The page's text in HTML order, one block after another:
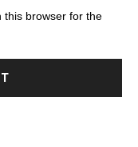
this browser for the